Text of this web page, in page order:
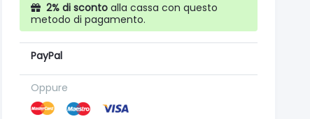
2% di sconto alla cassa con questo
metodo di pagamento.
PayPal
Oppure